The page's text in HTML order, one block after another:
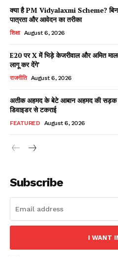
Facebook
X WhatsApp
Read Latest
क्या है PM Vidyalaxmi Scheme?
पात्रता और आवेदन का तरीका
शिक्षा August 6, 2026
E20 पर X में भिड़े केजरीवाल और अमित
लागू कर देंगे’
राजनीति August 6, 2026
अतीक अहमद के बेटे आबान अहमद की सड़क
डिवाइडर से टकराई
FEATURED August 6, 2026
Subscribe
I WANT